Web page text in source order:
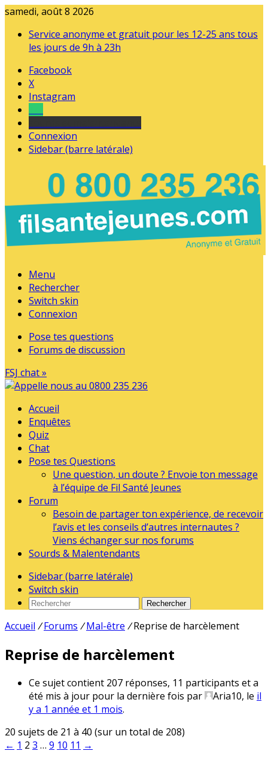
samedi, août 8 2026
Service anonyme et gratuit pour les 12-25 ans tous
les jours de 9h à 23h
Facebook
X
Instagram
Connexion
Sidebar (barre latérale)
Menu
Rechercher
Switch skin
Connexion
Pose tes questions
Forums de discussion
FSJ chat »
Accueil
Enquêtes
Quiz
Chat
Pose tes Questions
Une question, un doute ? Envoie ton message
à l’équipe de Fil Santé Jeunes
Forum
Besoin de partager ton expérience, de recevoir
l’avis et les conseils d’autres internautes ?
Viens échanger sur nos forums
Sourds & Malentendants
Sidebar (barre latérale)
Switch skin
Rechercher
Accueil / Forums / Mal-être / Reprise de harcèlement
Reprise de harcèlement
Ce sujet contient 207 réponses, 11 participants et a
été mis à jour pour la dernière fois par
Aria10, le il
y a 1 année et 1 mois.
20 sujets de 21 à 40 (sur un total de 208)
← 1 2 3 … 9 10 11 →